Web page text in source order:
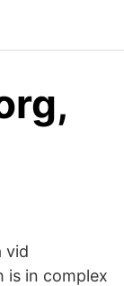
vid
is in complex